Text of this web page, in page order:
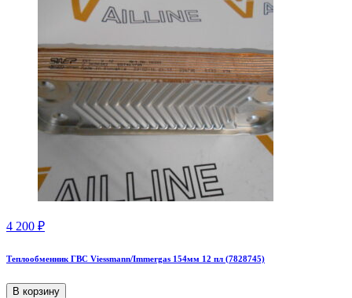
4 200 ₽
Теплообменник ГВС Viessmann/Immergas 154мм 12 пл (7828745)
В корзину